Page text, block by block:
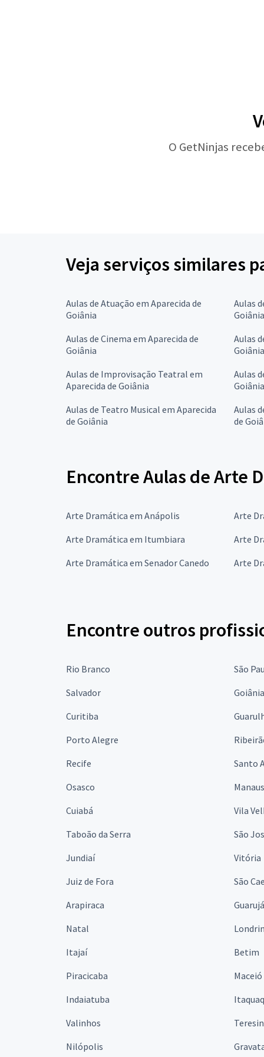
O GetNinjas
Veja serviços similares
Aulas de Atuação em Aparecida de
Goiânia
Aulas
Goiânia
Aulas de Cinema em Aparecida de
Goiânia
Aulas
Goiânia
Aulas de Improvisação Teatral em
Aparecida de Goiânia
Aulas
Goiânia
Aulas de Teatro Musical em Aparecida
de Goiânia
Aulas
de
Encontre Aulas de Arte
Arte Dramática em Anápolis Arte
Arte Dramática em Itumbiara
Arte
Arte Dramática em Senador Canedo
Arte
Encontre outros
Rio Branco São
Salvador
Goiânia
Curitiba
Porto Alegre
Recife
Santo
Osasco
Manaus
Cuiabá
Vila
Taboão da Serra
São
Jundiaí
Vitória
Juiz de Fora
São
Arapiraca
Guarujá
Natal
Itajaí
Betim
Piracicaba
Maceió
Indaiatuba
Valinhos
Nilópolis